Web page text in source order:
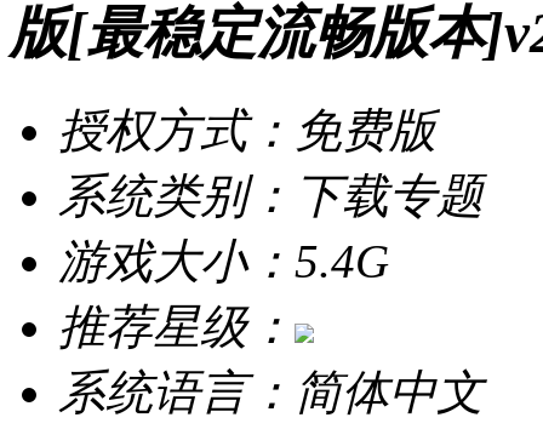
版[最稳定流畅版本
授权方式：免费版
系统类别：下载专题
游戏大小：5.4G
推荐星级：
系统语言：简体中文